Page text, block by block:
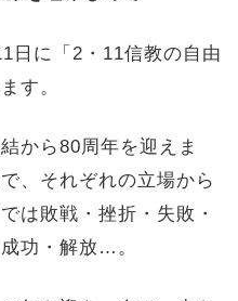
日に「2・11信教の自由
す。
から80周年を迎えま
、それぞれの立場から
は敗戦・挫折・失敗・
功・解放…。